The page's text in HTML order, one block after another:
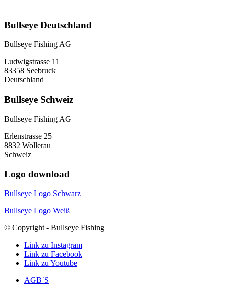
Bullseye Deutschland
Bullseye Fishing AG
Ludwigstrasse 11
83358 Seebruck
Deutschland
Bullseye Schweiz
Bullseye Fishing AG
Erlenstrasse 25
8832 Wollerau
Schweiz
Logo download
Bullseye Logo Schwarz
Bullseye Logo Weiß
© Copyright - Bullseye Fishing
Link zu Instagram
Link zu Facebook
Link zu Youtube
AGB`S